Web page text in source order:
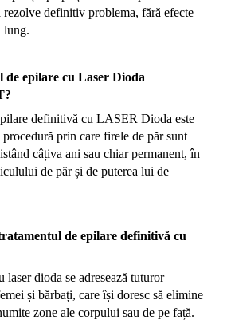
rezolve definitiv problema, fără efecte
lung.
de epilare cu Laser Dioda
definitivă cu LASER Dioda este
prin care firele de păr sunt
câțiva ani sau chiar permanent, în
de păr și de puterea lui de
de epilare definitivă cu
dioda se adresează tuturor
și bărbați, care își doresc să elimine
zone ale corpului sau de pe față.